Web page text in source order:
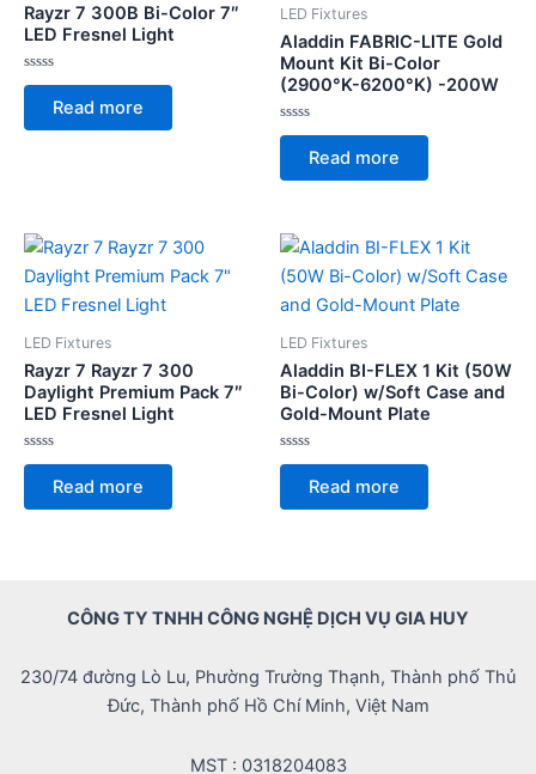
Rayzr 7 300B Bi-Color 7″
LED Fresnel Light
Rated
of
Read more
LED Fixtures
Aladdin FABRIC-LITE Gold
Mount Kit Bi-Color
(2900°K-6200°K) -200W
Rated
of
Read more
LED Fixtures
Rayzr 7 Rayzr 7 300
Daylight Premium Pack 7″
LED Fresnel Light
Rated
of
Read more
LED Fixtures
Aladdin BI-FLEX 1 Kit (50W
Bi-Color) w/Soft Case and
Gold-Mount Plate
Rated
of
Read more
CÔNG TY TNHH CÔNG NGHỆ DỊCH VỤ GIA HUY
230/74 đường Lò Lu, Phường Trường Thạnh, Thành phố Thủ
Đức, Thành phố Hồ Chí Minh, Việt Nam
MST : 0318204083